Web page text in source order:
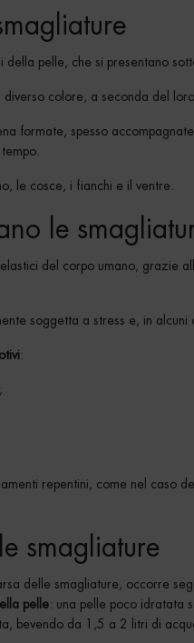
della pelle, che si presentano
diverso colore, a seconda del
formate, spesso
le cosce, i fianchi e il ventre.
le
del corpo umano, grazie
soggetta a stress e, in
:
repentini, come nel caso
smagliature
delle smagliature, occorre
pelle: una pelle poco idratata
bevendo da 1,5 a 2 litri di